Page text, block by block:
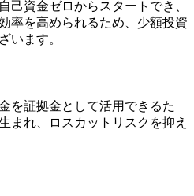
己資金ゼロからスタートでき、
率を高められるため、少額投資
います。
を証拠金として活用できるた
まれ、ロスカットリスクを抑え